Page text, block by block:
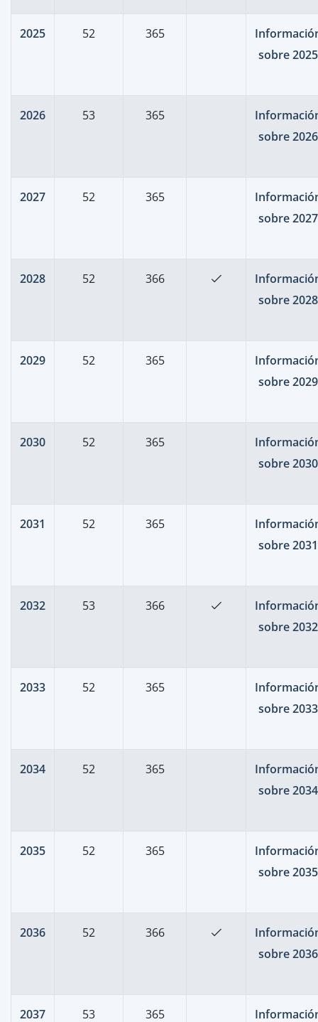
2025 52 365
sobre 2025
2026 53 365
sobre 2026
2027 52 365
sobre 2027
2028 52 366
sobre 2028
2029 52 365
sobre 2029
2030 52 365
sobre 2030
2031 52 365
sobre 2031
2032 53 366
sobre 2032
2033 52 365
sobre 2033
2034 52 365
sobre 2034
2035 52 365
sobre 2035
2036 52 366
sobre 2036
2037 53 365